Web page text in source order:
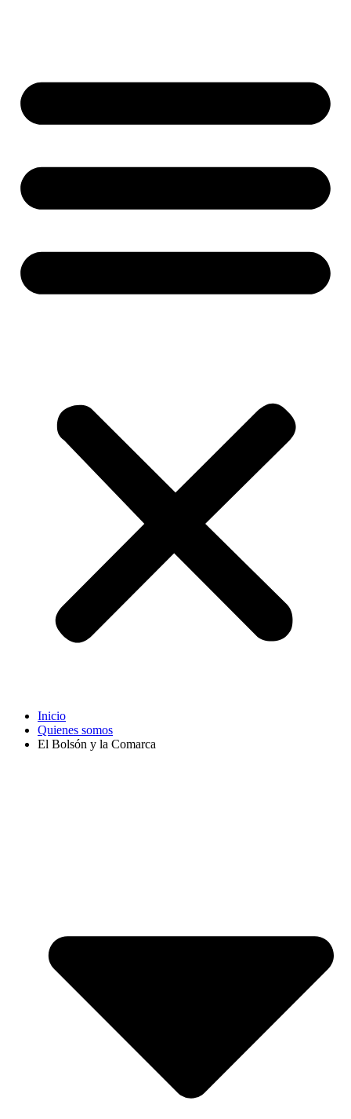
Inicio
Quienes somos
El Bolsón y la Comarca